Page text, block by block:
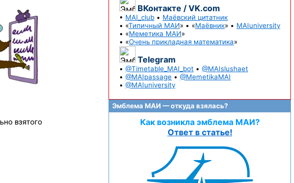
ВКонтакте / VK.com
• MAI_club • Маёвский цитатник
• «Типичный МАИ» • «Маёвник» • MAIuniversity
• «Меметика МАИ»
• «Очень прикладная математика»
Telegram
• @Timetable_MAI_bot • @MAIslushaet
• @MAIpassage • @MemetikaMAI
• @MAIuniversity
Эмблема МАИ — откуда взялась?
Как возникла эмблема МАИ?
Ответ в статье!